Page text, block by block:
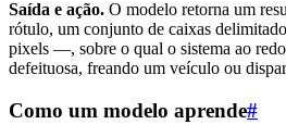
Saída e ação. O modelo retorna um
rótulo, um conjunto de caixas
pixels —, sobre o qual o sistema ao
defeituosa, freando um veículo ou
Como um modelo aprende#